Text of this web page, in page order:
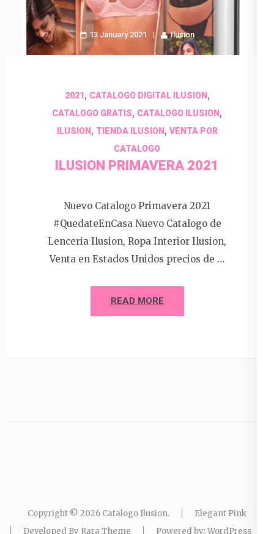
13 January 2021 Ilusion
2021, CATALOGO DIGITAL ILUSION,
CATALOGO GRATIS, CATALOGO ILUSION ,
ILUSION, TIENDA ILUSION, VENTA POR
CATALOGO
ILUSION PRIMAVERA 2021
Nuevo Catalogo Primavera 2021
#QuedateEnCasa Nuevo Catalogo de
Lenceria Ilusion, Ropa Interior Ilusion,
Venta en Estados Unidos precios de …
READ MORE
Copyright © 2026 Catalogo Ilusion.
Elegant Pink
Developed By Rara Theme Powered by:WordPress